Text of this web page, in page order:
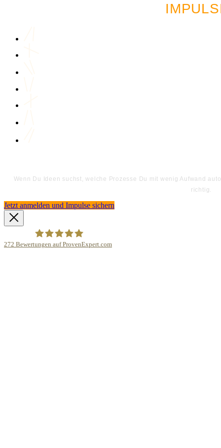
Wenn Du Ideen suchst, welche Prozesse Du mit wenig Aufwand
richtig.
Jetzt anmelden und Impulse sichern
272 Bewertungen auf ProvenExpert.com